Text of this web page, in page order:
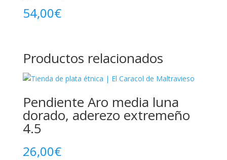
54,00€
Productos relacionados
Pendiente Aro media luna
dorado, aderezo extremeño
4.5
26,00€